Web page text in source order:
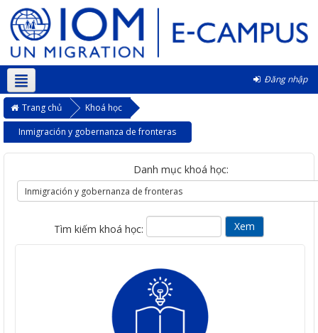
Đăng nhập
Vietnamese ‎(vi)‎
Trang chủ
Khoá học
Inmigración y gobernanza de fronteras
Danh mục khoá học:
Tìm kiếm khoá học: